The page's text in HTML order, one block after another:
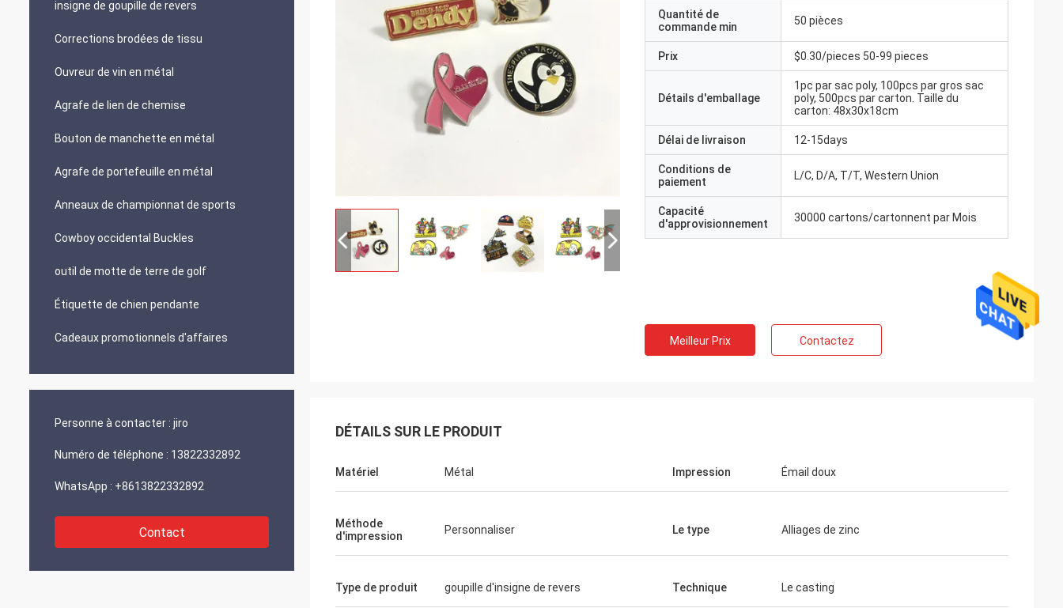
insigne de goupille de revers
Corrections brodées de tissu
Ouvreur de vin en métal
Agrafe de lien de chemise
Bouton de manchette en métal
Agrafe de portefeuille en métal
Anneaux de championnat de sports
Cowboy occidental Buckles
outil de motte de terre de golf
Étiquette de chien pendante
Cadeaux promotionnels d'affaires
Personne à contacter : jiro
Numéro de téléphone : 13822332892
WhatsApp : +8613822332892
Contact
Quantité de
commande min
50 pièces
Prix $0.30/pieces 50-99 pieces
Détails d'emballage
1pc par sac poly, 100pcs par gros sac
poly, 500pcs par carton. Taille du
carton: 48x30x18cm
Délai de livraison 12-15days
Conditions de
paiement
L/C, D/A, T/T, Western Union
Capacité
d'approvisionnement
30000 cartons/cartonnent par Mois
Meilleur Prix Contactez
DÉTAILS SUR LE PRODUIT
Matériel Métal Impression Émail doux
Méthode
d'impression
Personnaliser Le type Alliages de zinc
Type de produit goupille d'insigne de revers Technique Le casting